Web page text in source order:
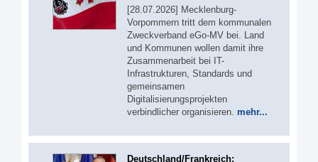
[28.07.2026] Mecklenburg-
Vorpommern tritt dem kommunalen
Zweckverband eGo-MV bei. Land
und Kommunen wollen damit ihre
Zusammenarbeit bei IT-
Infrastrukturen, Standards und
gemeinsamen
Digitalisierungsprojekten
verbindlicher organisieren. mehr...
Deutschland/Frankreich: